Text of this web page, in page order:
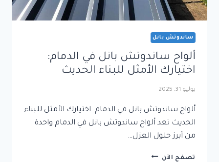
ساندوتش بانل
ألواح ساندوتش بانل في الدمام:
اختيارك الأمثل للبناء الحديث
يوليو 31, 2025
ألواح ساندوتش بانل في الدمام: اختيارك الأمثل للبناء
الحديث تعد ألواح ساندوتش بانل في الدمام واحدة
من أبرز حلول العزل…
تصفح الآن ألواح